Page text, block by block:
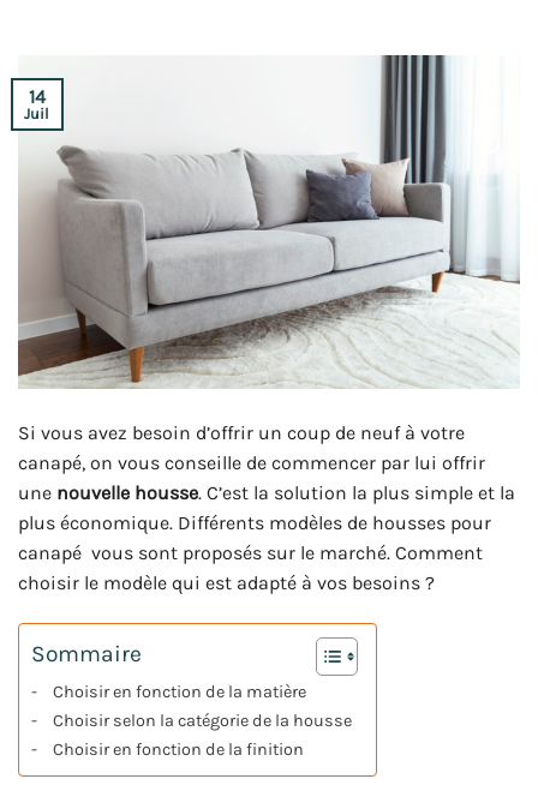
14
Juil
Si vous avez besoin d’offrir un coup de neuf à votre
canapé, on vous conseille de commencer par lui offrir
une nouvelle housse. C’est la solution la plus simple et la
plus économique. Différents modèles de housses pour
canapé vous sont proposés sur le marché. Comment
choisir le modèle qui est adapté à vos besoins ?
Sommaire
Choisir en fonction de la matière
Choisir selon la catégorie de la housse
Choisir en fonction de la finition